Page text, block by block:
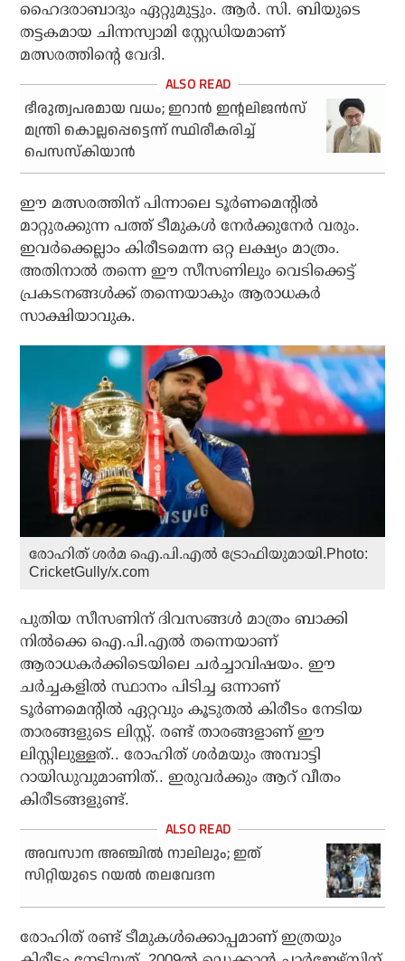
ഹൈദരാബാദും ഏറ്റുമുട്ടും. ആര്‍. സി. ബിയുടെ
തട്ടകമായ ചിന്നസ്വാമി സ്റ്റേഡിയമാണ്
മത്സരത്തിന്റെ വേദി.
ഭീരുത്വപരമായ വധം; ഇറാന്‍ ഇന്റലിജന്‍സ്
മന്ത്രി കൊല്ലപ്പെട്ടെന്ന് സ്ഥിരീകരിച്ച്
പെസസ്‌കിയാന്‍
ഈ മത്സരത്തിന് പിന്നാലെ ടൂര്‍ണമെന്റില്‍
മാറ്റുരക്കുന്ന പത്ത് ടീമുകള്‍ നേര്‍ക്കുനേര്‍ വരും.
ഇവര്‍ക്കെല്ലാം കിരീടമെന്ന ഒറ്റ ലക്ഷ്യം മാത്രം.
അതിനാല്‍ തന്നെ ഈ സീസണിലും വെടിക്കെട്ട്
പ്രകടനങ്ങള്‍ക്ക് തന്നെയാകും ആരാധകര്‍
സാക്ഷിയാവുക.
രോഹിത് ശർമ ഐ.പി.എൽ ട്രോഫിയുമായി.Photo:
CricketGully/x.com
പുതിയ സീസണിന് ദിവസങ്ങള്‍ മാത്രം ബാക്കി
നില്‍ക്കെ ഐ.പി.എല്‍ തന്നെയാണ്
ആരാധകര്‍ക്കിടെയിലെ ചര്‍ച്ചാവിഷയം. ഈ
ചര്‍ച്ചകളില്‍ സ്ഥാനം പിടിച്ച ഒന്നാണ്
ടൂര്‍ണമെന്റില്‍ ഏറ്റവും കൂടുതല്‍ കിരീടം നേടിയ
താരങ്ങളുടെ ലിസ്റ്റ്. രണ്ട് താരങ്ങളാണ് ഈ
ലിസ്റ്റിലുള്ളത്.. രോഹിത് ശര്‍മയും അമ്പാട്ടി
റായിഡുവുമാണിത്.. ഇരുവര്‍ക്കും ആറ് വീതം
കിരീടങ്ങളുണ്ട്.
അവസാന അഞ്ചില്‍ നാലിലും; ഇത്
സിറ്റിയുടെ റയല്‍ തലവേദന
രോഹിത് രണ്ട് ടീമുകള്‍ക്കൊപ്പമാണ് ഇത്രയും